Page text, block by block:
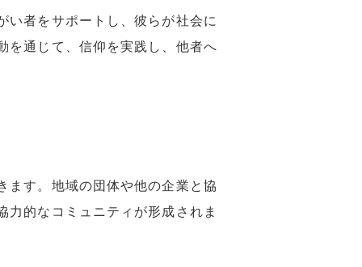
い者をサポートし、彼らが社会に
を通じて、信仰を実践し、他者へ
ます。地域の団体や他の企業と協
的なコミュニティが形成されま